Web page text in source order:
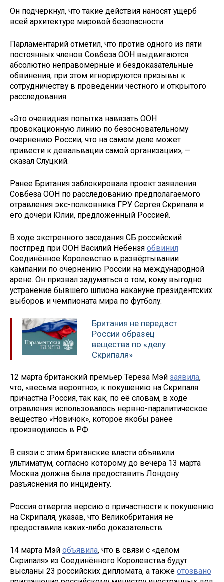
Он подчеркнул, что такие действия наносят ущерб
всей архитектуре мировой безопасности.
Парламентарий отметил, что против одного из пяти
постоянных членов Совбеза ООН выдвигаются
абсолютно неправомерные и бездоказательные
обвинения, при этом игнорируются призывы к
сотрудничеству в проведении честного и открытого
расследования.
«Это очевидная попытка навязать ООН
провокационную линию по безосновательному
очернению России, что на самом деле может
привести к девальвации самой организации», —
сказал Слуцкий.
Ранее Британия заблокировала проект заявления
Совбеза ООН по расследованию предполагаемого
отравления экс-полковника ГРУ Сергея Скрипаля и
его дочери Юлии, предложенный Россией.
В ходе экстренного заседания СБ российский
постпред при ООН Василий Небензя обвинил
Соединённое Королевство в развёртывании
кампании по очернению России на международной
арене. Он призвал задуматься о том, кому выгодно
устранение бывшего шпиона накануне президентских
выборов и чемпионата мира по футболу.
Британия не передаст
России образец
вещества по «делу
Скрипаля»
12 марта британский премьер Тереза Мэй заявила,
что, «весьма вероятно», к покушению на Скрипаля
причастна Россия, так как, по её словам, в ходе
отравления использовалось нервно-паралитическое
вещество «Новичок», которое якобы ранее
производилось в РФ.
В связи с этим британские власти объявили
ультиматум, согласно которому до вечера 13 марта
Москва должна была предоставить Лондону
разъяснения по инциденту.
Россия отвергла версию о причастности к покушению
на Скрипаля, указав, что Великобритания не
предоставила каких-либо доказательств.
14 марта Мэй объявила, что в связи с «делом
Скрипаля» из Соединённого Королевства будут
высланы 23 российских дипломата, а также отозвано